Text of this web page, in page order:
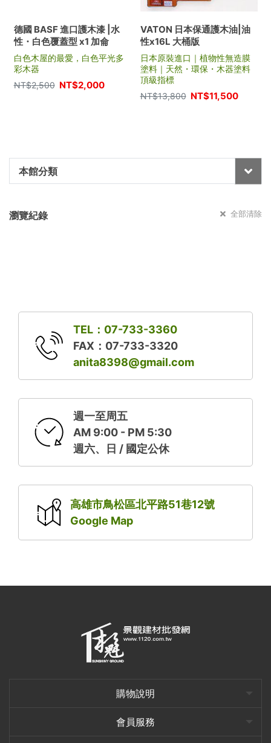
本館分類
瀏覽紀錄 全部清除
德國 BASF 進口護木漆 |水
性・白色覆蓋型 x1 加侖
白色木屋的最愛，白色平光多
彩木器
NT$2,500 NT$2,000
VATON 日本保通護木油|油
性x16L 大桶版
日本原裝進口｜植物性無造膜
塗料｜天然・環保・木器塗料
頂級指標
NT$13,800 NT$11,500
TEL：07-733-3360
FAX：07-733-3320
anita8398@gmail.com
週一至周五
AM 9:00 - PM 5:30
週六、日 / 國定公休
高雄市鳥松區北平路51巷12號
Google Map
購物說明
會員服務